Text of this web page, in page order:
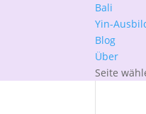
Bali
Yin-
Blog
Über
Seite